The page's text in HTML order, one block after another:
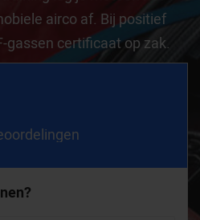
airco af. Bij positief
gassen certificaat op zak.